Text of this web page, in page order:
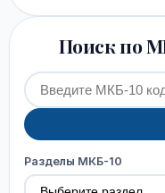
Поиск по
Разделы МКБ-10